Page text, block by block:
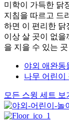
미학이 가득한 닭
지침을 따르고 드
하면 이 편리한 닭
이상 살 곳이 없을
을 지을 수 있는
야외 애완동
나무 어린이
모든 스윙 세트 보